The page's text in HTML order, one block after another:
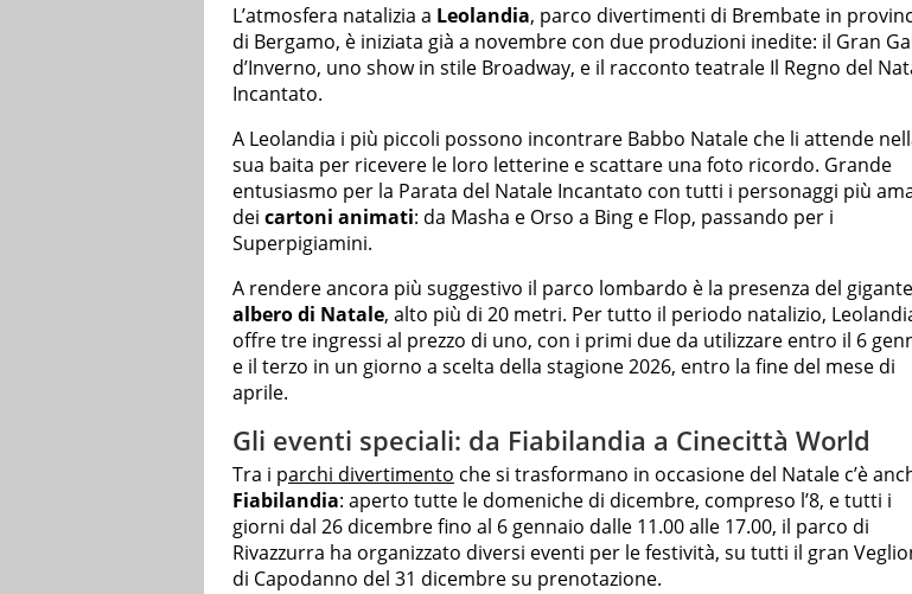
L’atmosfera natalizia a Leolandia, parco divertimenti di Brembate in
di Bergamo, è iniziata già a novembre con due produzioni inedite: il Gran
d’Inverno, uno show in stile Broadway, e il racconto teatrale Il Regno del
Incantato.
A Leolandia i più piccoli possono incontrare Babbo Natale che li attende
sua baita per ricevere le loro letterine e scattare una foto ricordo. Grande
entusiasmo per la Parata del Natale Incantato con tutti i personaggi più
dei cartoni animati: da Masha e Orso a Bing e Flop, passando per i
Superpigiamini.
A rendere ancora più suggestivo il parco lombardo è la presenza del
albero di Natale, alto più di 20 metri. Per tutto il periodo natalizio,
offre tre ingressi al prezzo di uno, con i primi due da utilizzare entro il 6
e il terzo in un giorno a scelta della stagione 2026, entro la fine del mese di
aprile.
Gli eventi speciali: da Fiabilandia a Cinecittà World
Tra i parchi divertimento che si trasformano in occasione del Natale c’è
Fiabilandia: aperto tutte le domeniche di dicembre, compreso l’8, e tutti i
giorni dal 26 dicembre fino al 6 gennaio dalle 11.00 alle 17.00, il parco di
Rivazzurra ha organizzato diversi eventi per le festività, su tutti il gran
di Capodanno del 31 dicembre su prenotazione.